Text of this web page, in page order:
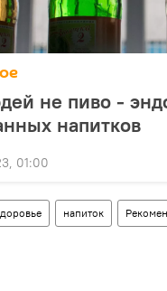
не пиво -
напитков
01:00
напиток